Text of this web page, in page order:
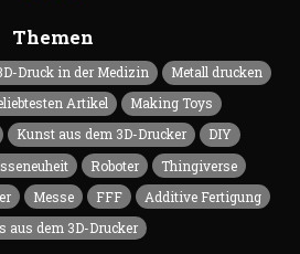
Themen
Druck in der Medizin
Metall drucken
Artikel
Making Toys
Kunst aus dem 3D-Drucker
DIY
Roboter
Thingiverse
Messe FFF
Additive Fertigung
aus dem 3D-Drucker